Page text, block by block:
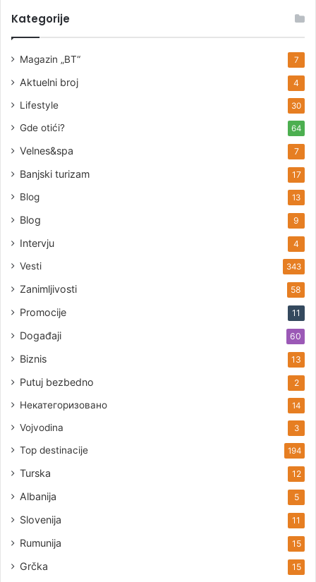
Kategorije
Magazin „BT“ 7
Aktuelni broj 4
Lifestyle 30
Gde otići? 64
Velnes&spa 7
Banjski turizam 17
Blog 13
Blog 9
Intervju 4
Vesti 343
Zanimljivosti 58
Promocije 11
Događaji 60
Biznis 13
Putuj bezbedno 2
Некатегоризовано 14
Vojvodina 3
Top destinacije 194
Turska 12
Albanija 5
Slovenija 11
Rumunija 15
Grčka 15